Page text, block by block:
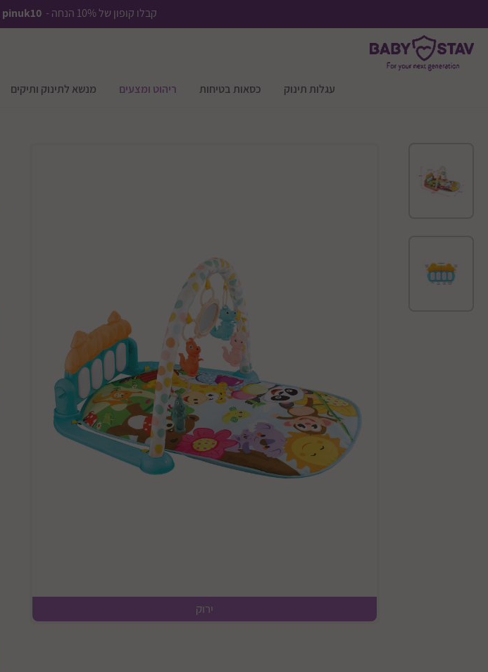
קבלו קופון של 10% הנחה - pinuk10
עגלות תינוק כסאות בטיחות ריהוט ומצעים מנשא לתינוק ותיקים
ירוק
מידות